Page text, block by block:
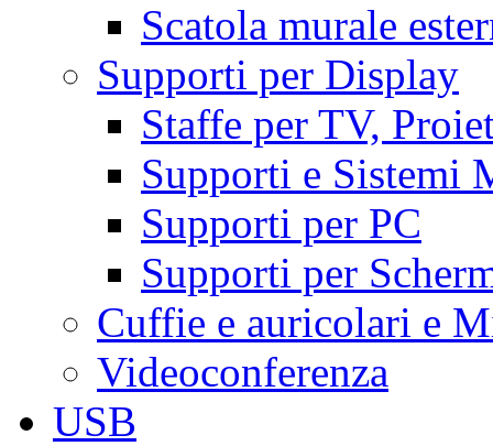
Scatola murale
Supporti per Display
Staffe per TV,
Supporti e Sistemi
Supporti per PC
Supporti per
Cuffie e auricolari e
Videoconferenza
USB